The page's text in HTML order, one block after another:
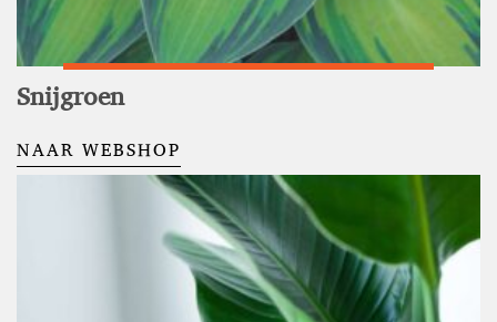
Snijgroen
NAAR WEBSHOP